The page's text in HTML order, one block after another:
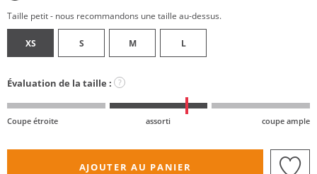
Taille petit - nous recommandons une taille au-dessus.
XS S M L
Évaluation de la taille : ?
Coupe étroite assorti coupe ample
AJOUTER AU PANIER